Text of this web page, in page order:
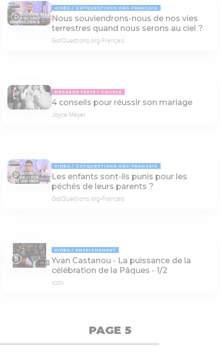
02:31
VIDÉO GOTQUESTIONS.ORG-FRANÇAIS
Nous souviendrons-nous de nos vies
terrestres quand nous serons au ciel ?
GotQuestions.org-Français
MESSAGE TEXTE COUPLE
4 conseils pour réussir son mariage
Joyce Meyer
03:22
VIDÉO GOTQUESTIONS.ORG-FRANÇAIS
Les enfants sont-ils punis pour les
péchés de leurs parents ?
GotQuestions.org-Français
28:25
VIDÉO ENSEIGNEMENT
Yvan Castanou - La puissance de la
célébration de la Pâques - 1/2
icctv
PAGE 5